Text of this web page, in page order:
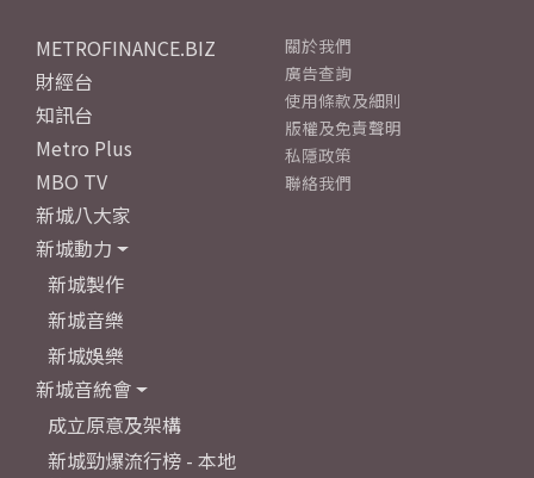
METROFINANCE.BIZ
財經台
知訊台
Metro Plus
MBO TV
新城八大家
新城動力
新城製作
新城音樂
新城娛樂
新城音統會
成立原意及架構
新城勁爆流行榜 - 本地
關於我們
廣告查詢
使用條款及細則
版權及免責聲明
私隱政策
聯絡我們